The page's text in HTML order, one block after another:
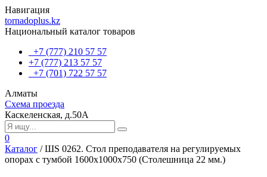
Навигация
tornadoplus.kz
Национальный каталог товаров
+7 (777) 210 57 57
+7 (777) 213 57 57
+7 (701) 722 57 57
Алматы
Схема проезда
Каскеленская, д.50А
0
Каталог /ШS 0262. Стол преподавателя на регулируемых
опорах с тумбой 1600х1000х750 (Столешница 22 мм.)